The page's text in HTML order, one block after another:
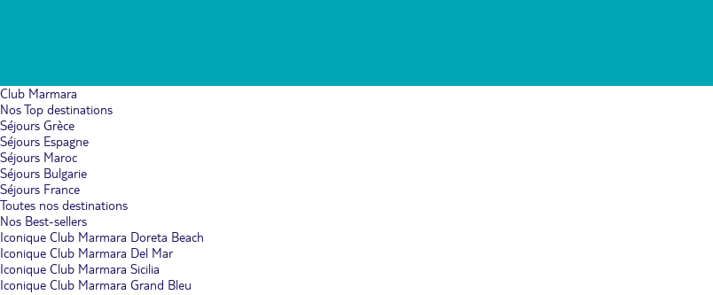
Club Marmara
Nos Top destinations
Séjours Grèce
Séjours Espagne
Séjours Maroc
Séjours Bulgarie
Séjours France
Toutes nos destinations
Nos Best-sellers
Iconique Club Marmara Doreta Beach
Iconique Club Marmara Del Mar
Iconique Club Marmara Sicilia
Iconique Club Marmara Grand Bleu